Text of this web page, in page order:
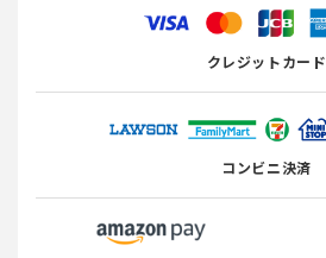
クレジットカード
コンビニ決済